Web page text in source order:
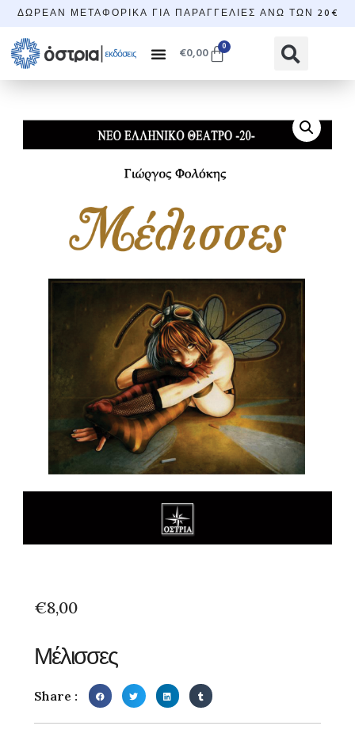
ΔΩΡΕΆΝ ΜΕΤΑΦΟΡΙΚΆ ΓΙΑ ΠΑΡΑΓΓΕΛΊΕΣ ΆΝΩ ΤΩΝ 20€
€0,00 0
€8,00
Μέλισσες
Share :